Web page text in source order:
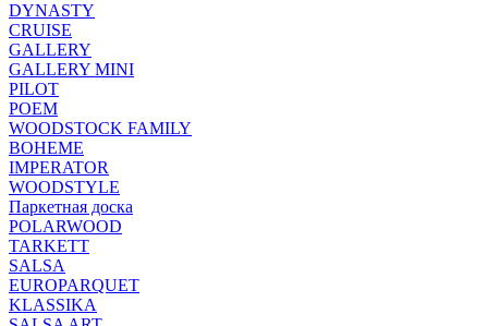
DYNASTY
CRUISE
GALLERY
GALLERY MINI
PILOT
POEM
WOODSTOCK FAMILY
BOHEME
IMPERATOR
WOODSTYLE
Паркетная доска
POLARWOOD
TARKETT
SALSA
EUROPARQUET
KLASSIKA